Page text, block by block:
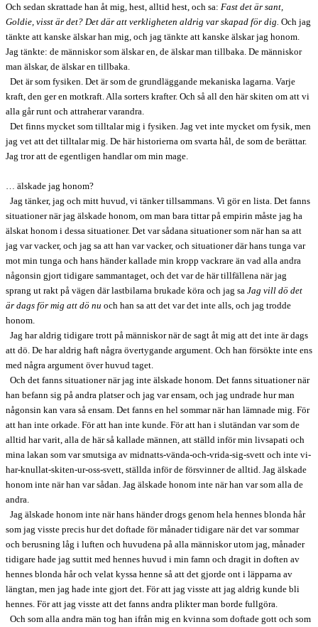
Och sedan skrattade han åt mig, hest, alltid hest, och sa: Fast det är sant,
Goldie, visst är det? Det där att verkligheten aldrig var skapad för dig. Och jag
tänkte att kanske älskar han mig, och jag tänkte att kanske älskar jag honom.
Jag tänkte: de människor som älskar en, de älskar man tillbaka. De människor
man älskar, de älskar en tillbaka.
Det är som fysiken. Det är som de grundläggande mekaniska lagarna. Varje
kraft, den ger en motkraft. Alla sorters krafter. Och så all den här skiten om att vi
alla går runt och attraherar varandra.
Det finns mycket som tilltalar mig i fysiken. Jag vet inte mycket om fysik, men
jag vet att det tilltalar mig. De här historierna om svarta hål, de som de berättar.
Jag tror att de egentligen handlar om min mage.
… älskade jag honom?
Jag tänker, jag och mitt huvud, vi tänker tillsammans. Vi gör en lista. Det fanns
situationer när jag älskade honom, om man bara tittar på empirin måste jag ha
älskat honom i dessa situationer. Det var sådana situationer som när han sa att
jag var vacker, och jag sa att han var vacker, och situationer där hans tunga var
mot min tunga och hans händer kallade min kropp vackrare än vad alla andra
någonsin gjort tidigare sammantaget, och det var de här tillfällena när jag
sprang ut rakt på vägen där lastbilarna brukade köra och jag sa Jag vill dö det
är dags för mig att dö nu och han sa att det var det inte alls, och jag trodde
honom.
Jag har aldrig tidigare trott på människor när de sagt åt mig att det inte är dags
att dö. De har aldrig haft några övertygande argument. Och han försökte inte ens
med några argument över huvud taget.
Och det fanns situationer när jag inte älskade honom. Det fanns situationer när
han befann sig på andra platser och jag var ensam, och jag undrade hur man
någonsin kan vara så ensam. Det fanns en hel sommar när han lämnade mig. För
att han inte orkade. För att han inte kunde. För att han i slutändan var som de
alltid har varit, alla de här så kallade männen, att ställd inför min livsapati och
mina lakan som var smutsiga av midnatts-vända-och-vrida-sig-svett och inte vi-
har-knullat-skiten-ur-oss-svett, ställda inför de försvinner de alltid. Jag älskade
honom inte när han var sådan. Jag älskade honom inte när han var som alla de
andra.
Jag älskade honom inte när hans händer drogs genom hela hennes blonda hår
som jag visste precis hur det doftade för månader tidigare när det var sommar
och berusning låg i luften och huvudena på alla människor utom jag, månader
tidigare hade jag suttit med hennes huvud i min famn och dragit in doften av
hennes blonda hår och velat kyssa henne så att det gjorde ont i läpparna av
längtan, men jag hade inte gjort det. För att jag visste att jag aldrig kunde bli
hennes. För att jag visste att det fanns andra plikter man borde fullgöra.
Och som alla andra män tog han ifrån mig en kvinna som doftade gott och som